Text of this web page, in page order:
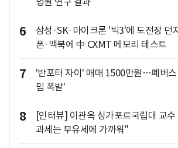
6
삼성·SK·마이크론 '빅3'에 도전장 던
폰·맥북에 中 CXMT 메모리 테스트
7
'반포터 자이' 매매 1500만원…폐버
밈 폭발'
8
[인터뷰] 이관옥 싱가포르국립대 교
과세는 부유세에 가까워"